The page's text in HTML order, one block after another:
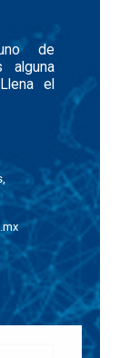
de
el de
alguna
el